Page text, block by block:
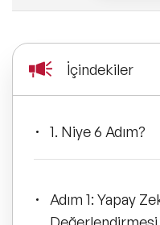
Pazarlama
Mindfulness
Cinsiyet Eşitliği,
Referanslarımız
Sıkça Sorulan
İçindekiler
1. Niye 6 Adım?
Adım 1: Yapay